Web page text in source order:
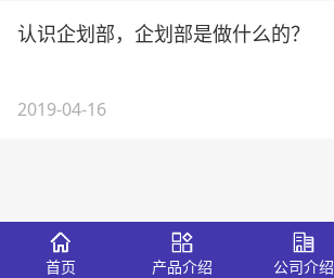
认识企划部，企划部是做什么的？
2019-04-16
首页 产品介绍 公司介绍